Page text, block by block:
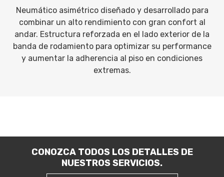
Neumático asimétrico diseñado y desarrollado para
combinar un alto rendimiento con gran confort al
andar. Estructura reforzada en el lado exterior de la
banda de rodamiento para optimizar su performance
y aumentar la adherencia al piso en condiciones
extremas.
CONOZCA TODOS LOS DETALLES DE
NUESTROS SERVICIOS.